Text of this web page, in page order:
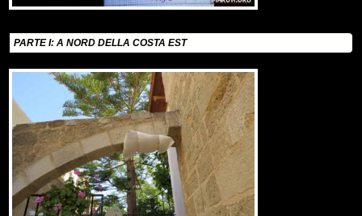
PARTE I: A NORD DELLA COSTA EST